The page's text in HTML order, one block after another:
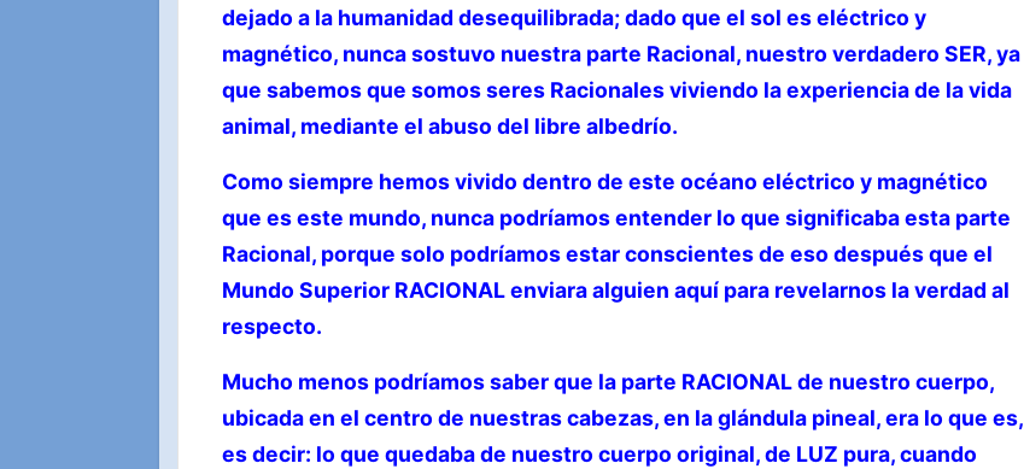
dejado a la humanidad desequilibrada; dado que el sol es eléctrico y
magnético, nunca sostuvo nuestra parte Racional, nuestro verdadero SER, ya
que sabemos que somos seres Racionales viviendo la experiencia de la vida
animal, mediante el abuso del libre albedrío.
Como siempre hemos vivido dentro de este océano eléctrico y magnético
que es este mundo, nunca podríamos entender lo que significaba esta parte
Racional, porque solo podríamos estar conscientes de eso después que el
Mundo Superior RACIONAL enviara alguien aquí para revelarnos la verdad al
respecto.
Mucho menos podríamos saber que la parte RACIONAL de nuestro cuerpo,
ubicada en el centro de nuestras cabezas, en la glándula pineal, era lo que es,
es decir: lo que quedaba de nuestro cuerpo original, de LUZ pura, cuando